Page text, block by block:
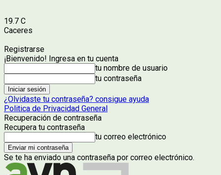
19.7 C
Caceres
Registrarse
¡Bienvenido! Ingresa en tu cuenta
tu nombre de usuario
tu contraseña
¿Olvidaste tu contraseña? consigue ayuda
Politica de Privacidad General
Recuperación de contraseña
Recupera tu contraseña
tu correo electrónico
Se te ha enviado una contraseña por correo electrónico.